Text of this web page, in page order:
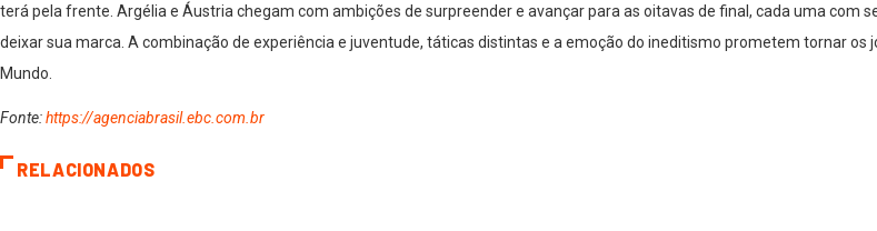
terá pela frente. Argélia e Áustria chegam com ambições de surpreender e avançar para as oitavas de final, cada uma com
deixar sua marca. A combinação de experiência e juventude, táticas distintas e a emoção do ineditismo prometem tornar
Mundo.
Fonte:https://agenciabrasil.ebc.com.br
RELACIONADOS